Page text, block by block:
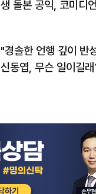
생 돌본 공익, 코미디
"경솔한 언행 깊이 반
신동엽, 무슨 일이길